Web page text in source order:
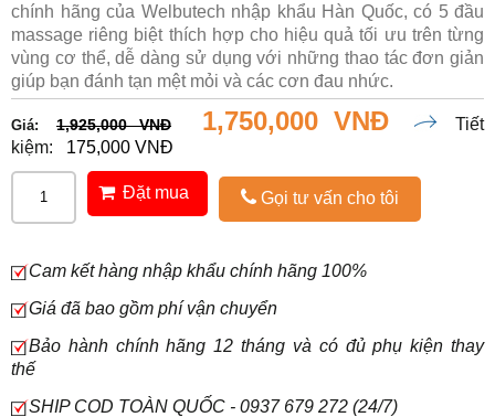
chính hãng của Welbutech nhập khẩu Hàn Quốc, có 5 đầu
massage riêng biệt thích hợp cho hiệu quả tối ưu trên từng
vùng cơ thể, dễ dàng sử dụng với những thao tác đơn giản
giúp bạn đánh tạn mệt mỏi và các cơn đau nhức.
Giá: 1,925,000 VNĐ 1,750,000 VNĐ
Tiết
kiệm:
175,000 VNĐ
Đặt mua Gọi tư vấn cho tôi
Cam kết hàng nhập khẩu chính hãng 100%
Giá đã bao gồm phí vận chuyển
Bảo hành chính hãng 12 tháng và có đủ phụ kiện thay
thế
SHIP COD TOÀN QUỐC - 0937 679 272 (24/7)